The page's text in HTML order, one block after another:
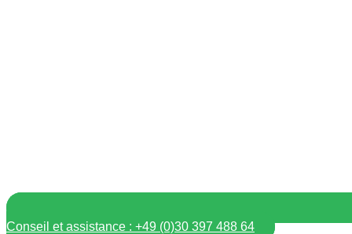
Conseil et assistance : +49 (0)30 397 488 64